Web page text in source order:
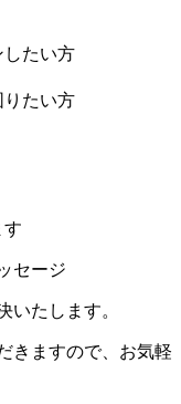
したい方
りたい方
す
セージ
いたします。
きますので、お気軽